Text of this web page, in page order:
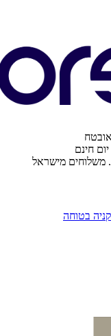
משלוחים מישראל
בטוחה